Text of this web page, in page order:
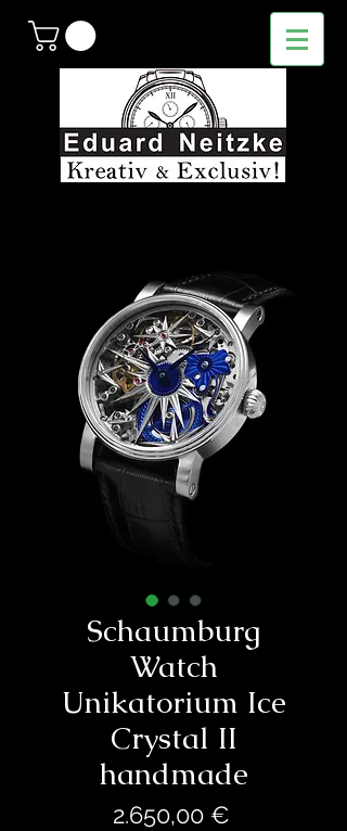
Schaumburg
Watch
Unikatorium Ice
Crystal II
handmade
2.650,00 €Preis